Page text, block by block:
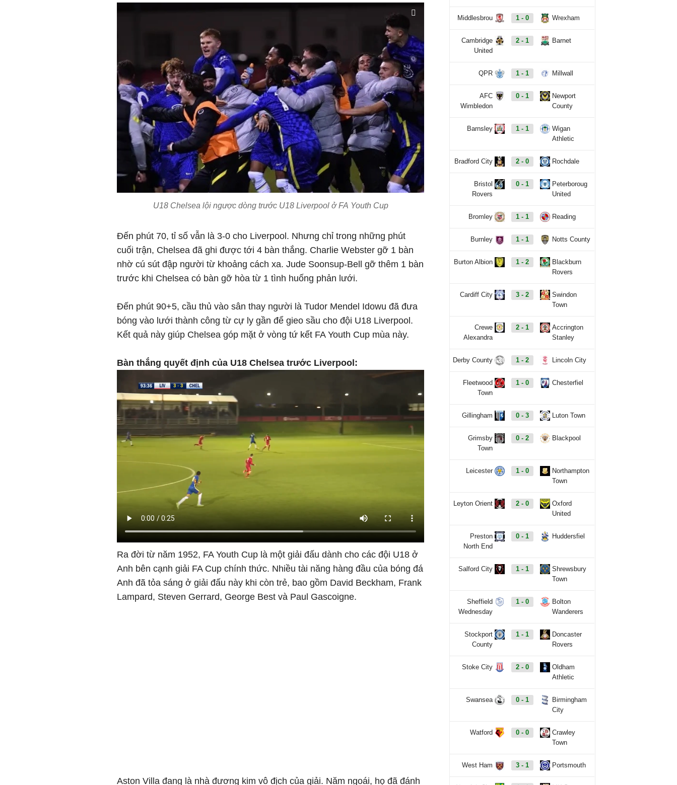
U18 Chelsea lội ngược dòng trước U18 Liverpool ở FA Youth Cup
Đến phút 70, tỉ số vẫn là 3-0 cho Liverpool. Nhưng chỉ trong những phút
cuối trận, Chelsea đã ghi được tới 4 bàn thắng. Charlie Webster gỡ 1 bàn
nhờ cú sút đập người từ khoảng cách xa. Jude Soonsup-Bell gỡ thêm 1 bàn
trước khi Chelsea có bàn gỡ hòa từ 1 tình huống phản lưới.
Đến phút 90+5, cầu thủ vào sân thay người là Tudor Mendel Idowu đã đưa
bóng vào lưới thành công từ cự ly gần để gieo sầu cho đội U18 Liverpool.
Kết quả này giúp Chelsea góp mặt ở vòng tứ kết FA Youth Cup mùa này.
Bàn thắng quyết định của U18 Chelsea trước Liverpool:
Ra đời từ năm 1952, FA Youth Cup là một giải đấu dành cho các đội U18 ở
Anh bên cạnh giải FA Cup chính thức. Nhiều tài năng hàng đầu của bóng đá
Anh đã tỏa sáng ở giải đấu này khi còn trẻ, bao gồm David Beckham, Frank
Lampard, Steven Gerrard, George Best và Paul Gascoigne.
Aston Villa đang là nhà đương kim vô địch của giải. Năm ngoái, họ đã đánh
Middlesbrou 1 - 0 Wrexham
Cambridge
United
2 - 1 Barnet
QPR 1 - 1 Millwall
AFC
Wimbledon
0 - 1
Newport
County
Barnsley 1 - 1
Wigan
Athletic
Bradford City 2 - 0 Rochdale
Bristol
Rovers
0 - 1
Peterboroug
United
Bromley 1 - 1 Reading
Burnley 1 - 1 Notts County
Burton Albion 1 - 2
Blackburn
Rovers
Cardiff City 3 - 2
Swindon
Town
Crewe
Alexandra
2 - 1
Accrington
Stanley
Derby County 1 - 2 Lincoln City
Fleetwood
Town
1 - 0 Chesterfiel
Gillingham 0 - 3 Luton Town
Grimsby
Town
0 - 2 Blackpool
Leicester 1 - 0
Northampton
Town
Leyton Orient 2 - 0
Oxford
United
Preston
North End
0 - 1 Huddersfiel
Salford City 1 - 1
Shrewsbury
Town
Sheffield
Wednesday
1 - 0
Bolton
Wanderers
Stockport
County
1 - 1
Doncaster
Rovers
Stoke City 2 - 0
Oldham
Athletic
Swansea 0 - 1
Birmingham
City
Watford 0 - 0
Crawley
Town
West Ham 3 - 1 Portsmouth